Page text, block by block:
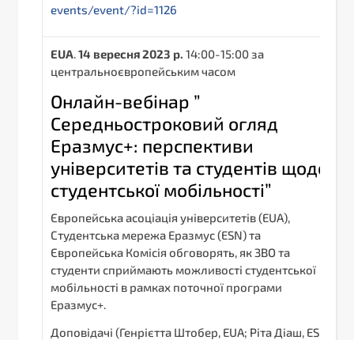
events/event/?id=1126
EUA.14 вересня 2023 р. 14:00-15:00 за
центральноєвропейським часом
Онлайн-вебінар ”
Середньостроковий огляд
Еразмус+: перспективи
університетів та студентів щодо
студентської мобільності”
Європейська асоціація університетів (EUA),
Студентська мережа Еразмус (ESN) та
Європейська Комісія обговорять, як ЗВО та
студенти сприймають можливості студентської
мобільності в рамках поточної програми
Еразмус+.
Доповідачі (Генрієтта Штобер, EUA; Ріта Діаш, ESN;